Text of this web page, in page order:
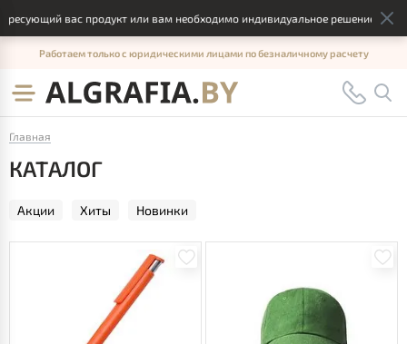
вас продукт или вам необходимо индивидуальное решение,
Работаем только с юридическими лицами по безналичному расчету
Главная
КАТАЛОГ
Акции Хиты Новинки